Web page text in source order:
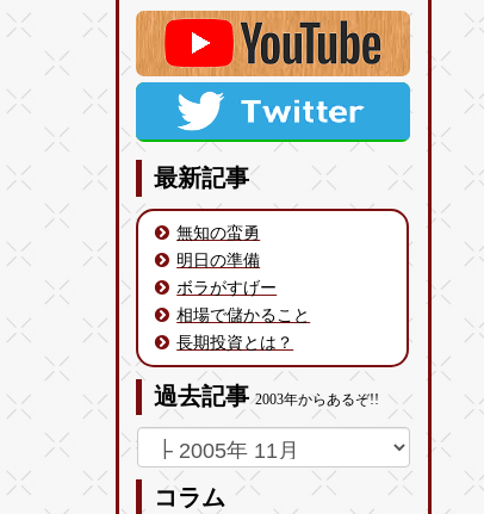
最新記事
無知の蛮勇
明日の準備
ボラがすげー
相場で儲かること
長期投資とは？
過去記事2003年からあるぞ!!
コラム